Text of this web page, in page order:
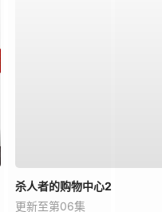
杀人者的购物中心2
更新至第06集